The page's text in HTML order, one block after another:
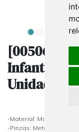
[005060]
Infantil
Unidades
-Material: Madera y Metal
-Pinzas: Metálicas